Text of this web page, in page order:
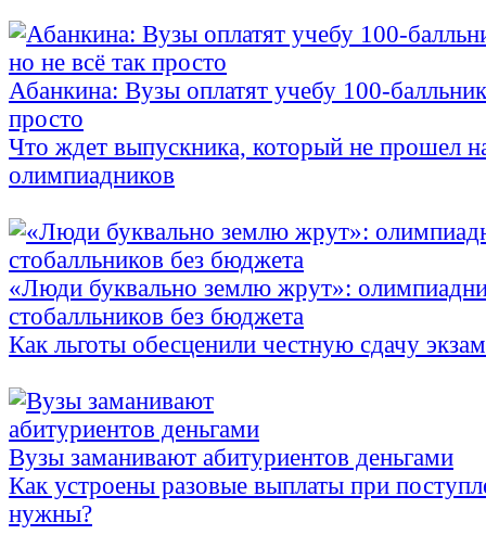
Абанкина: Вузы оплатят учебу 100-
просто
Что ждет выпускника, который не прошел
олимпиадников
«Люди буквально землю жрут»:
стобалльников без бюджета
Как льготы обесценили честную сдачу
Вузы заманивают абитуриентов деньгами
Как устроены разовые выплаты при
нужны?